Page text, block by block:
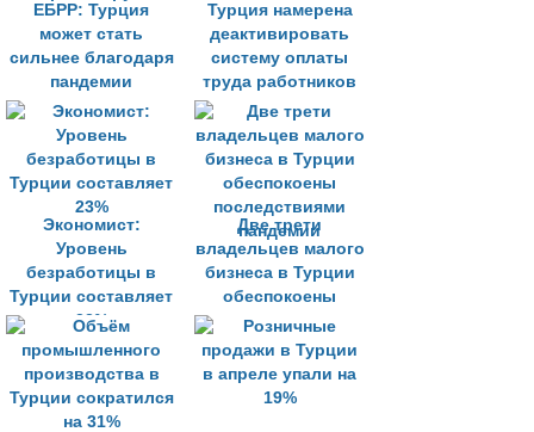
ЕБРР: Турция
может стать
сильнее благодаря
пандемии
коронавируса
Турция намерена
деактивировать
систему оплаты
труда работников
Экономист:
Уровень
безработицы в
Турции составляет
23%
Две трети
владельцев малого
бизнеса в Турции
обеспокоены
последствиями
пандемии